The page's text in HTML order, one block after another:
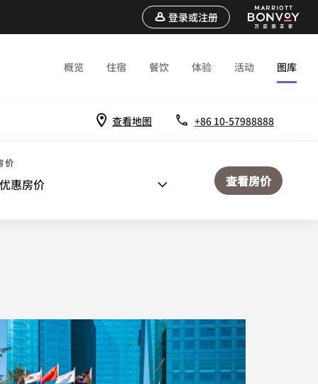
登录或注册
概览 住宿 餐饮 体验 活动 图库
查看地图 +86 10-57988888
价
惠房价 查看房价